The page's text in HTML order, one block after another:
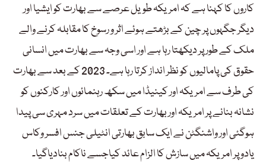
کاروں کا کہنا ہے کہ امریکہ طویل عرصے سے بھارت کو ایشیا اور
دیگر جگہوں پر چین کے بڑھتے ہوئے اثر و رسوخ کا مقابلہ کرنے والے
ملک کے طور پر دیکھتا رہا ہے اور اسی وجہ سے بھارت میں انسانی
حقوق کی پامالیوں کو نظر انداز کرتا رہا ہے۔ 2023 کے بعد سے بھارت
کی طرف سے امریکہ اور کینیڈا میں سکھ رہنمائوں اور کارکنوں کو
نشانہ بنانے پر امریکہ اور بھارت کے تعلقات میں سرد مہری سی پیدا
ہوگئی اور واشنگٹن نے ایک سابق بھارتی انٹیلی جنس افسر وکاس
یادو پر امریکہ میں سازش کا الزام عائد کیاجسے ناکام بنادیاگیا۔